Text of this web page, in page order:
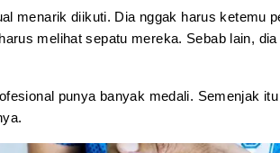
menarik diikuti. Dia nggak harus ketemu
melihat sepatu mereka. Sebab lain,
punya banyak medali. Semenjak